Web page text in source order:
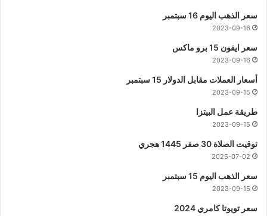
سعر الذهب اليوم 16 سبتمبر
2023-09-16
سعر ايفون 15 برو ماكس
2023-09-16
أسعار العملات مقابل الدولار 15 سبتمبر
2023-09-15
طريقة عمل البيتزا
2023-09-15
توقيت الصلاة 30 صفر 1445 هجري
2025-07-02
سعر الذهب اليوم 15 سبتمبر
2023-09-15
سعر تويوتا كامري 2024